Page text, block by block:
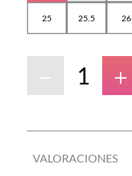
25 25.5 26
＋
－
VALORACIONES